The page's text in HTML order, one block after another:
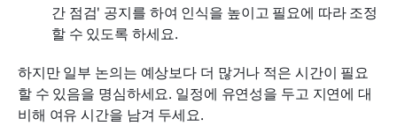
간 점검' 공지를 하여 인식을 높이고 필요에 따라 조정
할 수 있도록 하세요.
하지만 일부 논의는 예상보다 더 많거나 적은 시간이 필요
할 수 있음을 명심하세요. 일정에 유연성을 두고 지연에 대
비해 여유 시간을 남겨 두세요.